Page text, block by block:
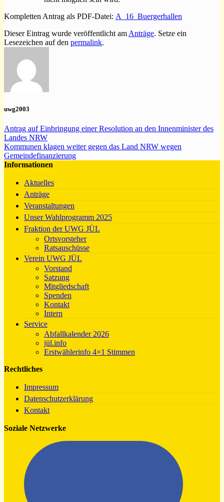
Kompletten Antrag als PDF-Datei: A_16_Buergerhallen
Dieser Eintrag wurde veröffentlicht am Anträge. Setze ein
Lesezeichen auf den permalink.
uwg2003
Antrag auf Einbringung einer Resolution an den Innenminister des
Landes NRW
Kommunen klagen weiter gegen das Land NRW wegen
Gemeindefinanzierung
Informationen
Aktuelles
Anträge
Veranstaltungen
Unser Wahlprogramm 2025
Fraktion der UWG JÜL
Ortsvorsteher
Ratsauschüsse
Verein UWG JÜL
Vorstand
Satzung
Mitgliedschaft
Spenden
Kontakt
Intern
Service
Abfallkalender 2026
jül.info
Erstwählerinfo 4×1 Stimmen
Rechtliches
Impressum
Datenschutzerklärung
Kontakt
Soziale Netzwerke